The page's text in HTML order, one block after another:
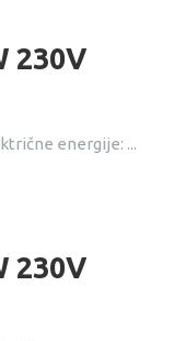
230V
energije: ...
230V